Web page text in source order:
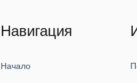
Навигация
Начало